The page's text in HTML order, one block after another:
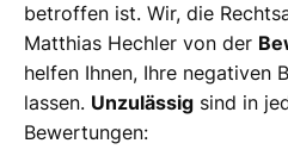
betroffen ist. Wir, die
Matthias Hechler von der
helfen Ihnen, Ihre negativen
lassen. Unzulässig sind in
Bewertungen: